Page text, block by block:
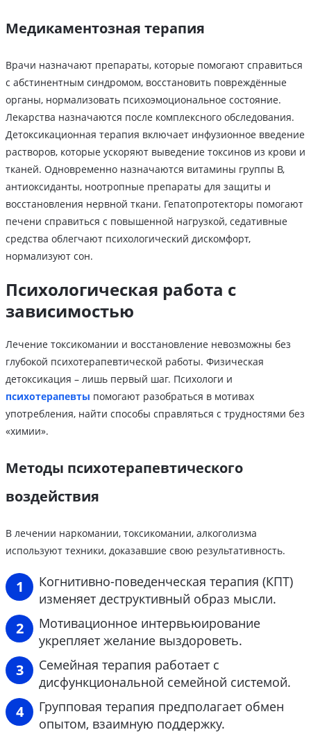
Медикаментозная терапия
Врачи назначают препараты, которые помогают справиться
с абстинентным синдромом, восстановить повреждённые
органы, нормализовать психоэмоциональное состояние.
Лекарства назначаются после комплексного обследования.
Детоксикационная терапия включает инфузионное введение
растворов, которые ускоряют выведение токсинов из крови и
тканей. Одновременно назначаются витамины группы В,
антиоксиданты, ноотропные препараты для защиты и
восстановления нервной ткани. Гепатопротекторы помогают
печени справиться с повышенной нагрузкой, седативные
средства облегчают психологический дискомфорт,
нормализуют сон.
Психологическая работа с
зависимостью
Лечение токсикомании и восстановление невозможны без
глубокой психотерапевтической работы. Физическая
детоксикация – лишь первый шаг. Психологи и
психотерапевты помогают разобраться в мотивах
употребления, найти способы справляться с трудностями без
«химии».
Методы психотерапевтического
воздействия
В лечении наркомании, токсикомании, алкоголизма
используют техники, доказавшие свою результативность.
Когнитивно-поведенческая терапия (КПТ)
изменяет деструктивный образ мысли.
Мотивационное интервьюирование
укрепляет желание выздороветь.
Семейная терапия работает с
дисфункциональной семейной системой.
Групповая терапия предполагает обмен
опытом, взаимную поддержку.